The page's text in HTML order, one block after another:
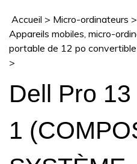
Accueil > Micro-ordinateurs >
Appareils mobiles, micro-
portable de 12 po
>
Dell Pro
1